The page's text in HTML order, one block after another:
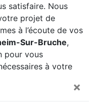
×
satisfaire. Nous
projet de
à l’écoute de vos
Sur-Bruche,
pour vous
à votre
avec vous